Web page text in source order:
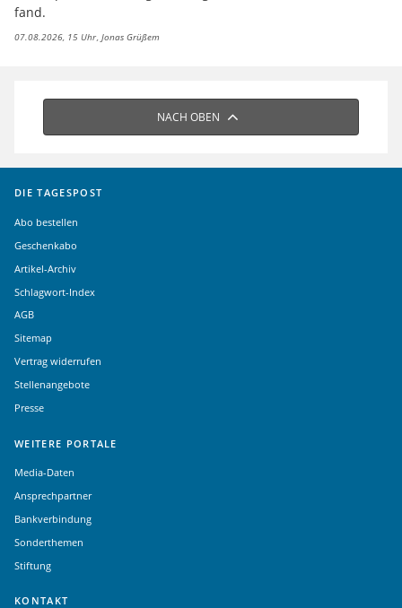
fand.
07.08.2026, 15 Uhr Jonas Grüßem
NACH OBEN
DIE TAGESPOST
Abo bestellen
Geschenkabo
Artikel-Archiv
Schlagwort-Index
AGB
Sitemap
Vertrag widerrufen
Stellenangebote
Presse
WEITERE PORTALE
Media-Daten
Ansprechpartner
Bankverbindung
Sonderthemen
Stiftung
KONTAKT